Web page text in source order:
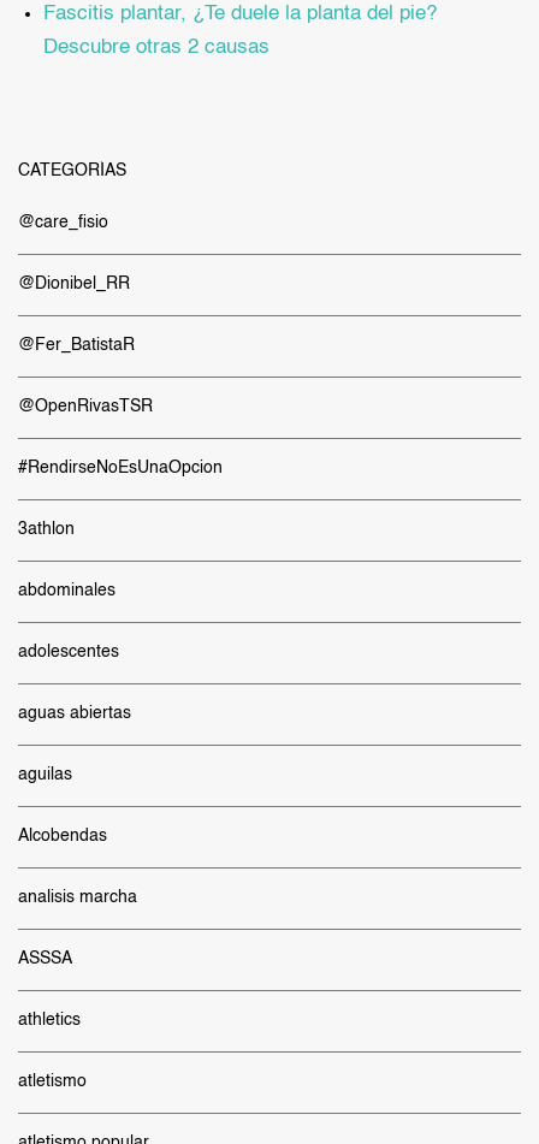
Fascitis plantar, ¿Te duele la planta del pie?
Descubre otras 2 causas
CATEGORÍAS
@care_fisio
@Dionibel_RR
@Fer_BatistaR
@OpenRivasTSR
#RendirseNoEsUnaOpcion
3athlon
abdominales
adolescentes
aguas abiertas
aguilas
Alcobendas
analisis marcha
ASSSA
athletics
atletismo